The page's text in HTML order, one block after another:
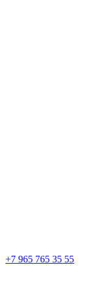
+7 965 765 35 55